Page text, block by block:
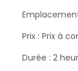
Prix : Prix à
Durée : 2